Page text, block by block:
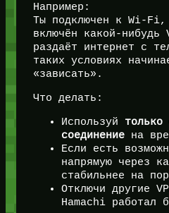
Например:
Ты подключен к Wi-Fi,
включён какой-
раздаёт интернет с
таких условиях
«зависать».
Что делать:
Используй только
соединениена
Если есть
напрямую через
стабильнее на
Отключи другие
Hamachi работал